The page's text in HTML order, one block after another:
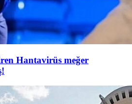
Hantavirüs meğer